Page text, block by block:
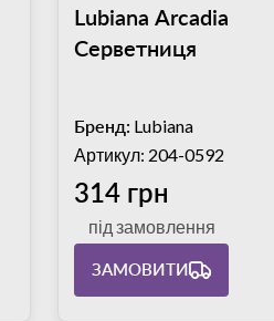
Lubiana Arcadia
Серветниця
Бренд: Lubiana
Артикул: 204-0592
314 грн
під замовлення
ЗАМОВИТИ